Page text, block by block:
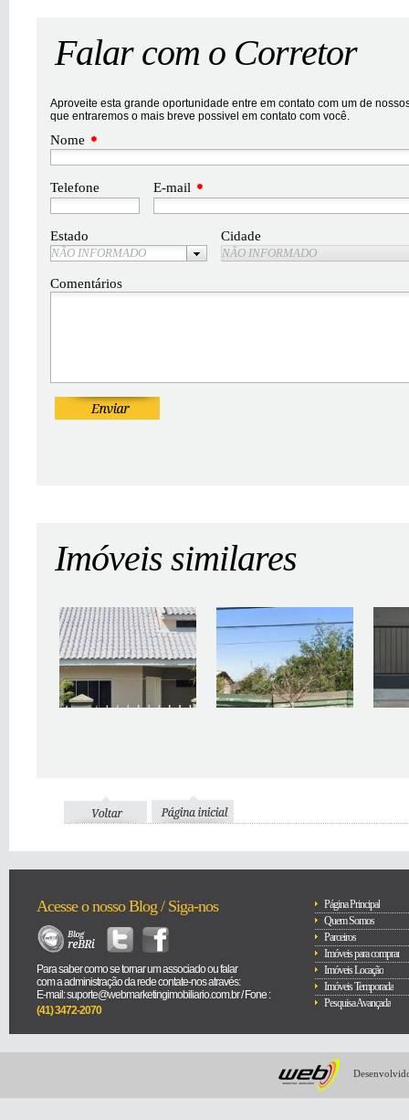
Falar com o Corretor
Aproveite esta grande oportunidade entre em contato com um de
que entraremos o mais breve possivel em contato com você.
Nome
Telefone E-mail
Estado
NÃO INFORMADO
Cidade
NÃO INFORMADO
Comentários
Imóveis similares
Acesse o nosso Blog / Siga-nos
Para saber como se tornar um associado ou falar
com a administração da rede contate-nos através:
E-mail: suporte@webmarketingimobiliario.com.br / Fone :
(41) 3472-2070
Página Principal
Quem Somos
Parceiros
Imóveis para comprar
Imóveis Locação
Imóveis Temporada
Pesquisa Avançada